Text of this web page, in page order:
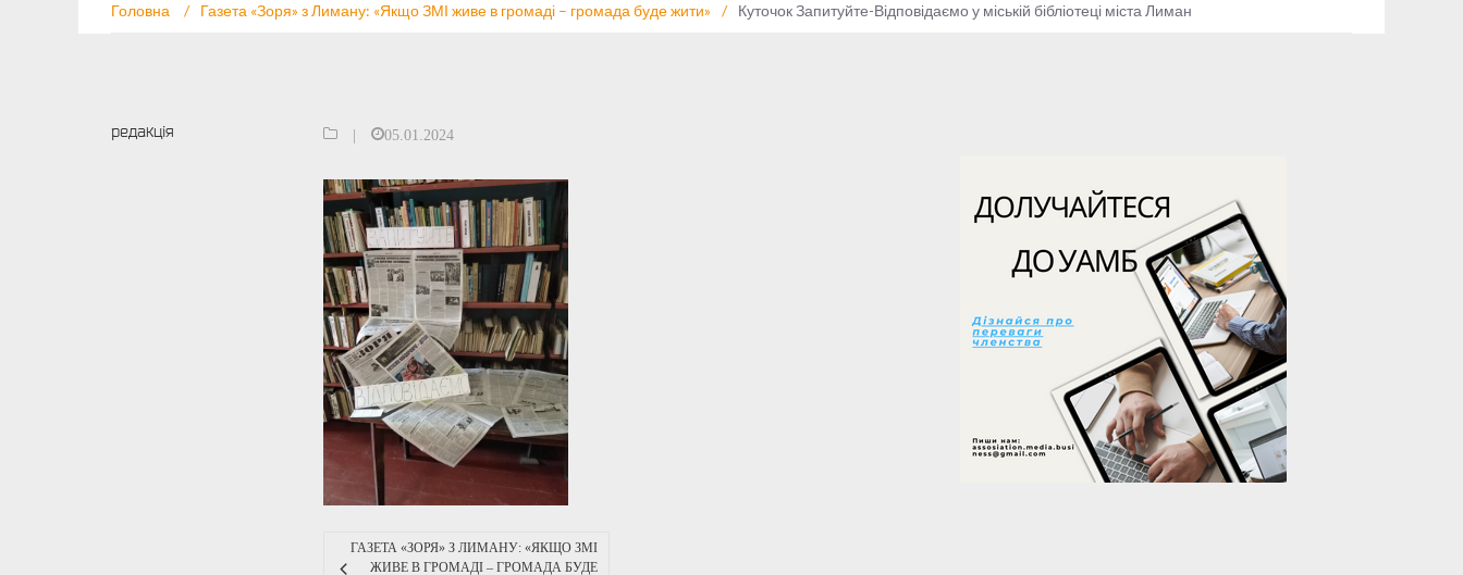
Головна / Газета «Зоря» з Лиману: «Якщо ЗМІ живе в громаді – громада буде жити» / Куточок Запитуйте-Відповідаємо у міській бібліотеці міста Лиман
редакція 05.01.2024
ГАЗЕТА «ЗОРЯ» З ЛИМАНУ: «ЯКЩО ЗМІ
ЖИВЕ В ГРОМАДІ – ГРОМАДА БУДЕ